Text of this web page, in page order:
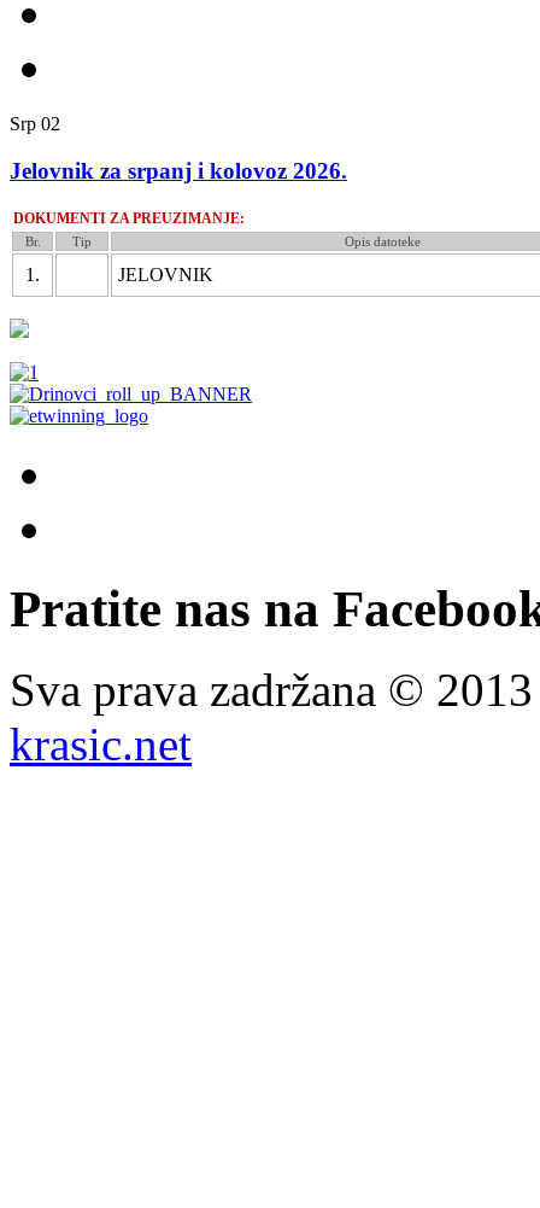
Srp 02
Jelovnik za srpanj i kolovoz 2026.
DOKUMENTI ZA PREUZIMANJE:
Br. Tip Opis datoteke
1. JELOVNIK
Pratite nas na
Sva prava zadržana ©
krasic.net